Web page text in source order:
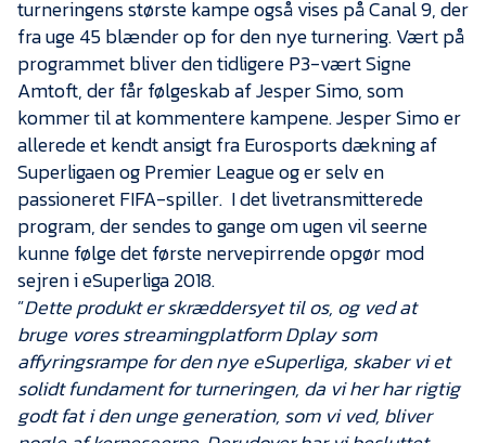
turneringens største kampe også vises på Canal 9, der
fra uge 45 blænder op for den nye turnering. Vært på
programmet bliver den tidligere P3-vært Signe
Amtoft, der får følgeskab af Jesper Simo, som
kommer til at kommentere kampene. Jesper Simo er
allerede et kendt ansigt fra Eurosports dækning af
Superligaen og Premier League og er selv en
passioneret FIFA-spiller. I det livetransmitterede
program, der sendes to gange om ugen vil seerne
kunne følge det første nervepirrende opgør mod
sejren i eSuperliga 2018.
”Dette produkt er skræddersyet til os, og ved at
bruge vores streamingplatform Dplay som
affyringsrampe for den nye eSuperliga, skaber vi et
solidt fundament for turneringen, da vi her har rigtig
godt fat i den unge generation, som vi ved, bliver